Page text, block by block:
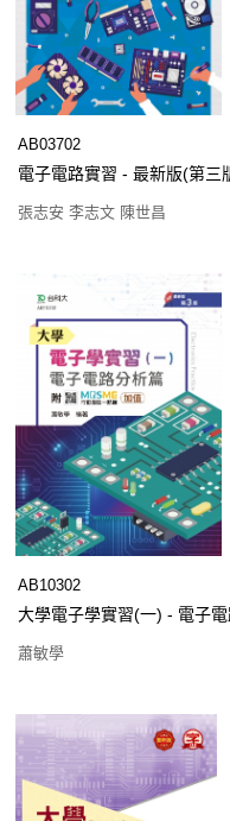
AB03702
電子電路實習 - 最新版(第三
張志安 李志文 陳世昌
AB10302
大學電子學實習(一) - 電子
蕭敏學